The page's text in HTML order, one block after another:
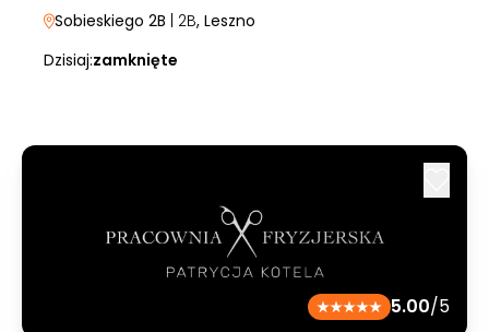
Sobieskiego 2B | 2B, Leszno
Dzisiaj:zamknięte
5.00/5